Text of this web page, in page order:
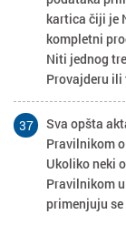
kartica čiji je
kompletni
Niti jednog
Provajderu
37
Sva opšta
Pravilnikom
Ukoliko neki
Pravilnikom
primenjuju